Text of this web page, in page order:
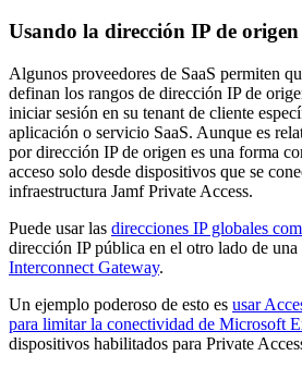
Usando la dirección IP de origen
Algunos proveedores de SaaS permiten
definan los rangos de dirección IP de
iniciar sesión en su tenant de cliente
aplicación o servicio SaaS. Aunque es
por dirección IP de origen es una forma
acceso solo desde dispositivos que se
infraestructura Jamf Private Access.
Puede usar las direcciones IP globales
dirección IP pública en el otro lado de una
Interconnect Gateway.
Un ejemplo poderoso de esto es usar
para limitar la conectividad de Microsoft
dispositivos habilitados para Private